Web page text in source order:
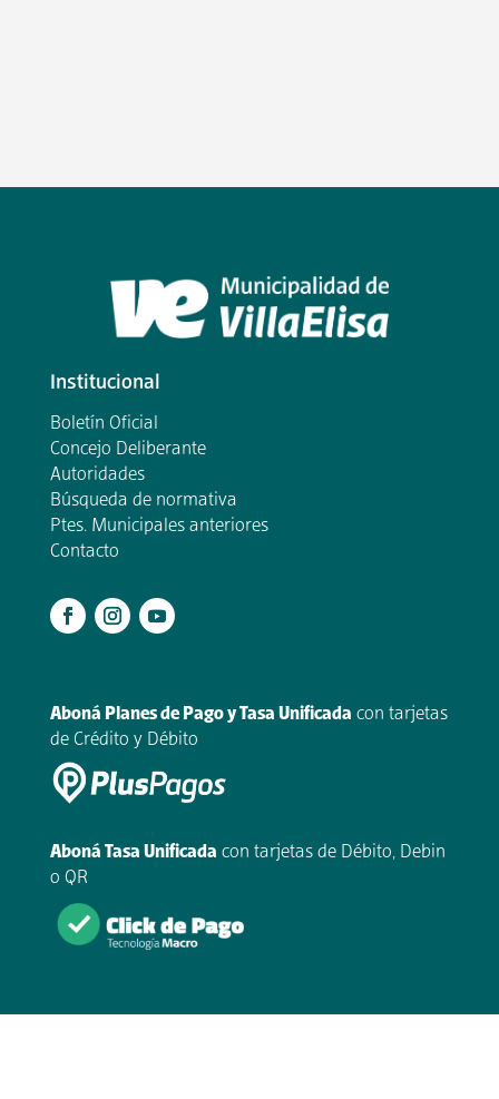
Institucional
Boletín Oficial
Concejo Deliberante
Autoridades
Búsqueda de normativa
Ptes. Municipales anteriores
Contacto
Aboná Planes de Pago y Tasa Unificada con tarjetas
de Crédito y Débito
Aboná Tasa Unificada con tarjetas de Débito, Debin
o QR